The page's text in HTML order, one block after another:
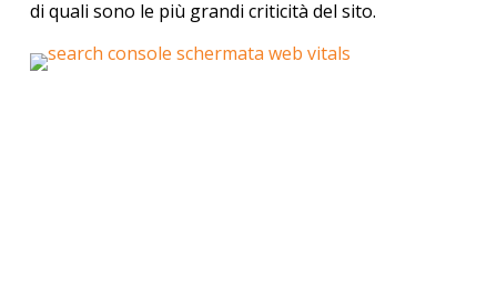
di quali sono le più grandi criticità del sito.